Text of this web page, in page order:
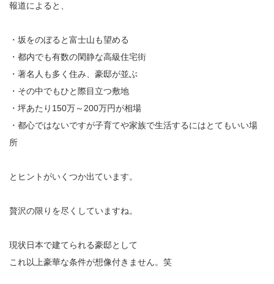
報道によると、
・坂をのぼると富士山も望める
・都内でも有数の閑静な高級住宅街
・著名人も多く住み、豪邸が並ぶ
・その中でもひと際目立つ敷地
・坪あたり150万～200万円が相場
・都心ではないですが子育てや家族で生活するにはとてもいい場
所
とヒントがいくつか出ています。
贅沢の限りを尽くしていますね。
現状日本で建てられる豪邸として
これ以上豪華な条件が想像付きません。笑